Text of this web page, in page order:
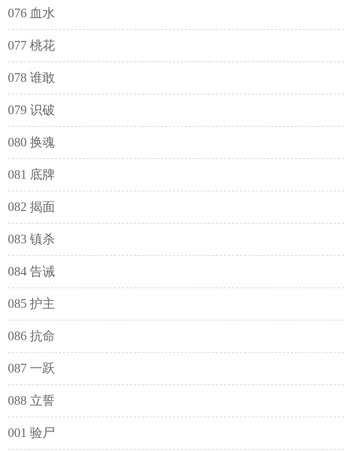
076 血水
077 桃花
078 谁敢
079 识破
080 换魂
081 底牌
082 揭面
083 镇杀
084 告诫
085 护主
086 抗命
087 一跃
088 立誓
001 验尸